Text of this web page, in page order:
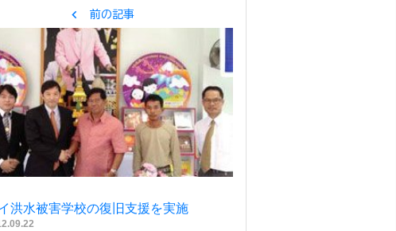
chevron_left 前の記事
洪水被害学校の復旧支援を実施